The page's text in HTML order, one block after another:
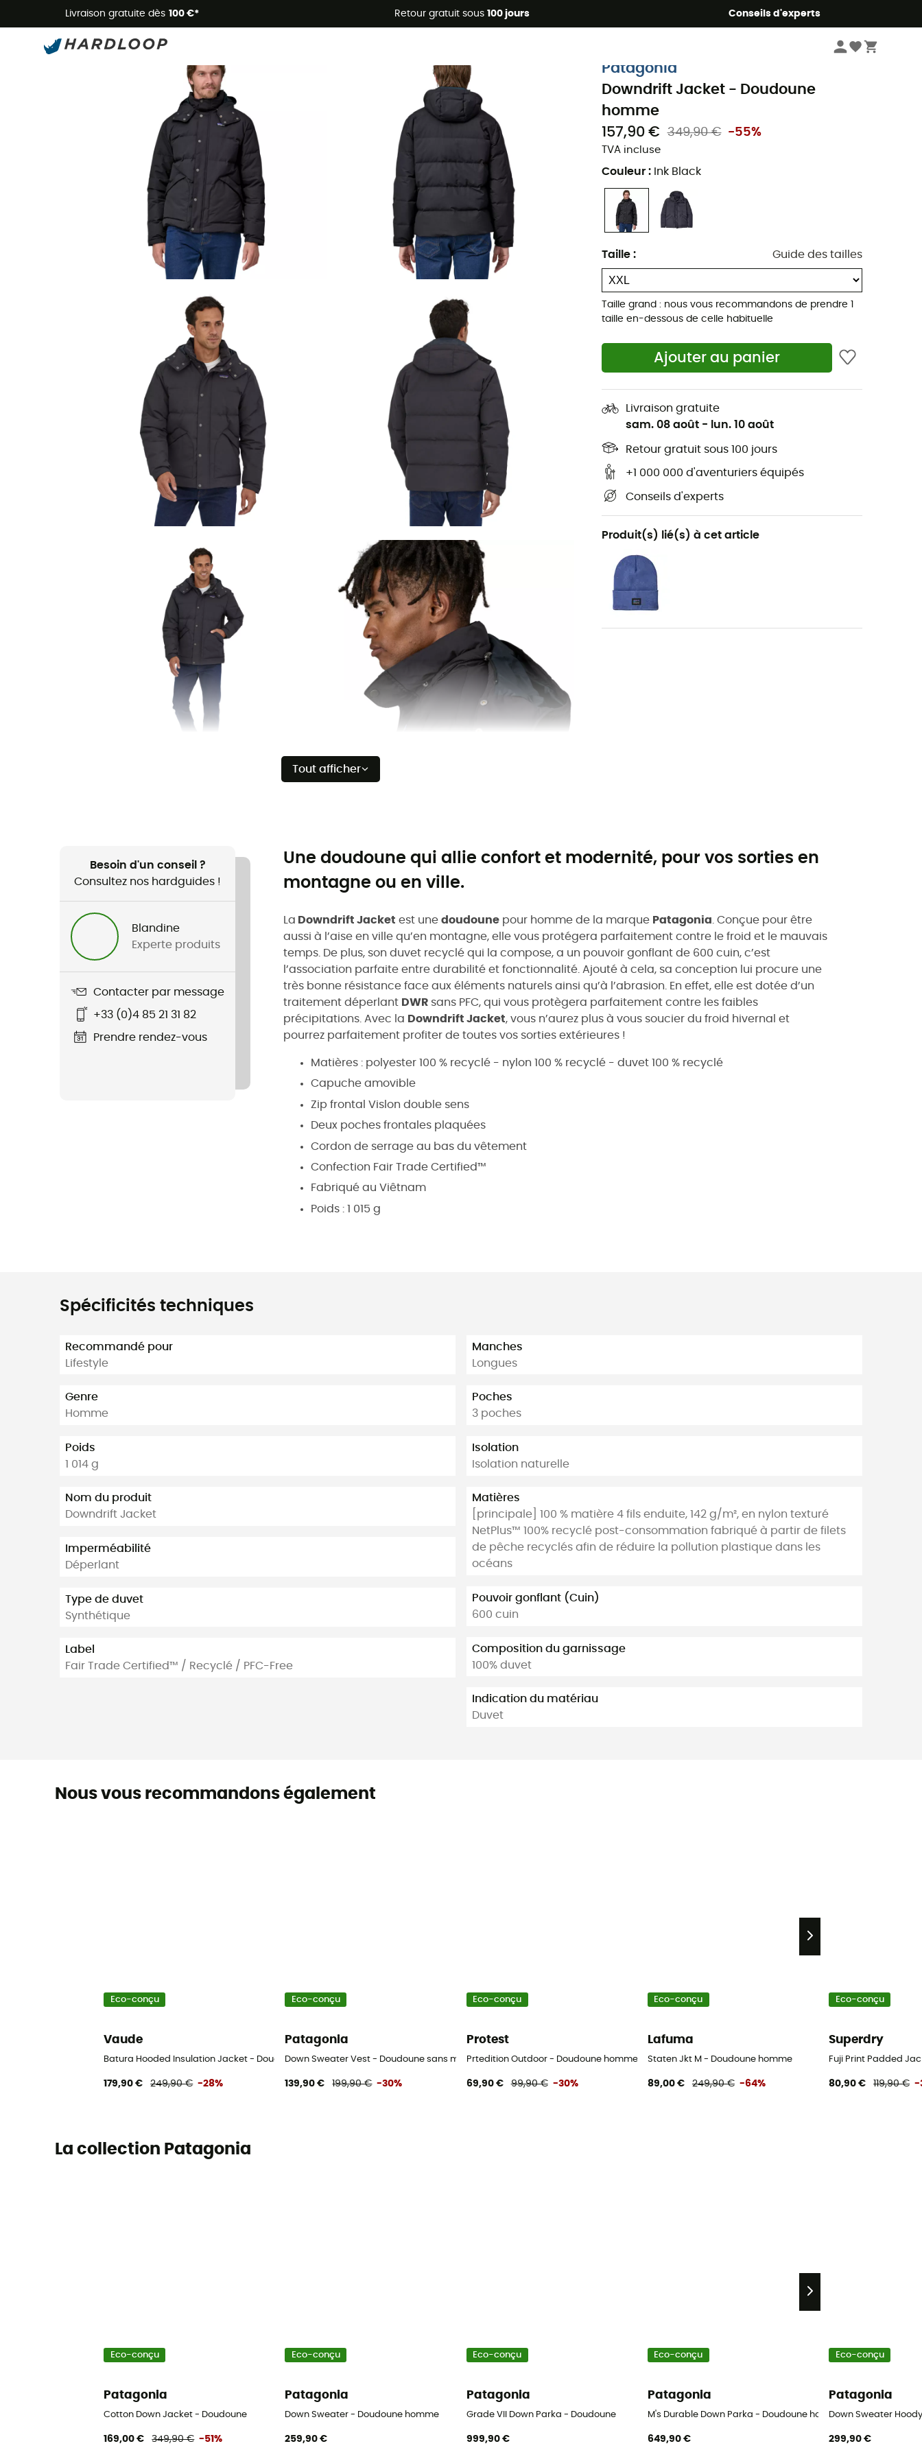
Livraison gratuite dès 100 €* Retour gratuit sous 100 jours Conseils d'experts
Promos d'été 🔥 -5 % EXTRA dès 2 produits* code Summer5
Tout afficher
Patagonia
Downdrift Jacket - Doudoune
homme
157,90 €
349,90 € -55%
TVA incluse
Couleur : Ink Black
Taille : Guide des tailles
Taille grand : nous vous recommandons de prendre 1
taille en-dessous de celle habituelle
Ajouter au panier
Livraison gratuite
sam. 08 août - lun. 10 août
Retour gratuit sous 100 jours
+1 000 000 d'aventuriers équipés
Conseils d'experts
Produit(s) lié(s) à cet article
Besoin d'un conseil ?
Consultez nos hardguides !
Blandine
Experte produits
Contacter par message
+33 (0)4 85 21 31 82
Prendre rendez-vous
Une doudoune qui allie confort et modernité, pour vos sorties en
montagne ou en ville.
La Downdrift Jacket est une doudoune pour homme de la marque Patagonia . Conçue pour être
aussi à l’aise en ville qu’en montagne, elle vous protégera parfaitement contre le froid et le mauvais
temps. De plus, son duvet recyclé qui la compose, a un pouvoir gonflant de 600 cuin, c’est
l’association parfaite entre durabilité et fonctionnalité. Ajouté à cela, sa conception lui procure une
très bonne résistance face aux éléments naturels ainsi qu’à l’abrasion. En effet, elle est dotée d’un
traitement déperlant DWR sans PFC, qui vous protègera parfaitement contre les faibles
précipitations. Avec la Downdrift Jacket, vous n’aurez plus à vous soucier du froid hivernal et
pourrez parfaitement profiter de toutes vos sorties extérieures !
Matières : polyester 100 % recyclé - nylon 100 % recyclé - duvet 100 % recyclé
Capuche amovible
Zip frontal Vislon double sens
Deux poches frontales plaquées
Cordon de serrage au bas du vêtement
Confection Fair Trade Certified™
Fabriqué au Viêtnam
Poids : 1 015 g
Spécificités techniques
Recommandé pour
Lifestyle
Genre
Homme
Poids
1 014 g
Nom du produit
Downdrift Jacket
Imperméabilité
Déperlant
Type de duvet
Synthétique
Label
Fair Trade Certified™ / Recyclé / PFC-Free
Manches
Longues
Poches
3 poches
Isolation
Isolation naturelle
Matières
[principale] 100 % matière 4 fils enduite, 142 g/m², en nylon texturé
NetPlus™ 100% recyclé post-consommation fabriqué à partir de filets
de pêche recyclés afin de réduire la pollution plastique dans les
océans
Pouvoir gonflant (Cuin)
600 cuin
Composition du garnissage
100% duvet
Indication du matériau
Duvet
Nous vous recommandons également
Eco-conçu
Vaude
Batura Hooded Insulation Jacket - Doudoune homme
179,90 € 249,90 € -28%
Eco-conçu
Patagonia
Down Sweater Vest - Doudoune sans manches homme
139,90 € 199,90 € -30%
Eco-conçu
Protest
Prtedition Outdoor - Doudoune homme
69,90 € 99,90 € -30%
Eco-conçu
Lafuma
Staten Jkt M - Doudoune homme
89,00 € 249,90 € -64%
Eco-conçu
Superdry
Fuji Print Padded
80,90 € 119,90 € -
La collection Patagonia
Eco-conçu
Patagonia
Cotton Down Jacket - Doudoune
169,00 € 349,90 € -51%
Eco-conçu
Patagonia
Down Sweater - Doudoune homme
259,90 €
Eco-conçu
Patagonia
Grade VII Down Parka - Doudoune
999,90 €
Eco-conçu
Patagonia
M's Durable Down Parka - Doudoune homme
649,90 €
Eco-conçu
Patagonia
Down Sweater
299,90 €